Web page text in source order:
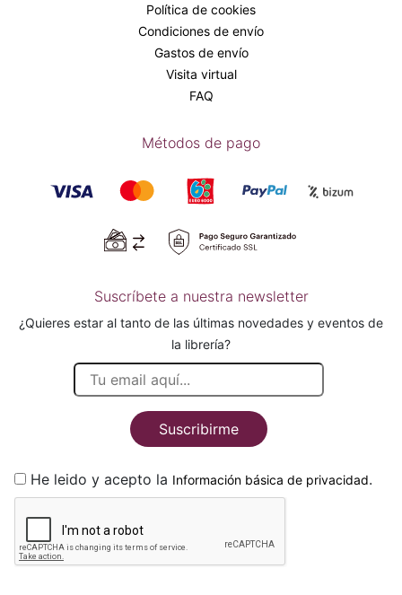
Política de cookies
Condiciones de envío
Gastos de envío
Visita virtual
FAQ
Métodos de pago
Suscríbete a nuestra newsletter
¿Quieres estar al tanto de las últimas novedades y eventos de
la librería?
Suscribirme
He leido y acepto la Información básica de privacidad.